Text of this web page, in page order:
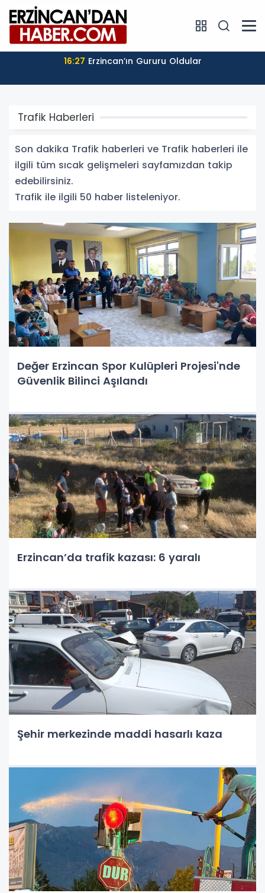
Trafik Haberleri
Son dakika Trafik haberleri ve Trafik haberleri ile
ilgili tüm sıcak gelişmeleri sayfamızdan takip
edebilirsiniz.
Trafik ile ilgili 50 haber listeleniyor.
Değer Erzincan Spor Kulüpleri Projesi'nde
Güvenlik Bilinci Aşılandı
Erzincan’da trafik kazası: 6 yaralı
Şehir merkezinde maddi hasarlı kaza